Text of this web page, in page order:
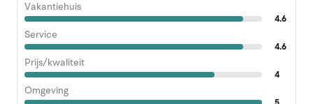
Vakantiehuis
4.6
Service
4.6
Prijs/kwaliteit
4
Omgeving